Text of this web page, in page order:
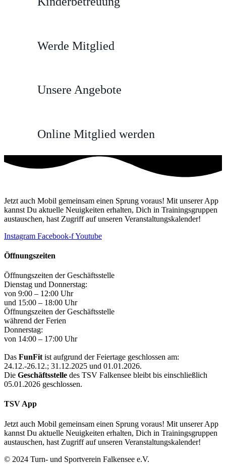
Werde Mitglied
Unsere Angebote
Online Mitglied werden
Jetzt auch Mobil gemeinsam einen Sprung voraus! Mit unserer App
kannst Du aktuelle Neuigkeiten erhalten, Dich in Trainingsgruppen
austauschen, hast Zugriff auf unseren Veranstaltungskalender!
Instagram Facebook-fYoutube
Öffnungszeiten
Öffnungszeiten der Geschäftsstelle
Dienstag und Donnerstag:
von 9:00 – 12:00 Uhr
und 15:00 – 18:00 Uhr
Öffnungszeiten der Geschäftsstelle
während der Ferien
Donnerstag:
von 14:00 – 17:00 Uhr
Das FunFit ist aufgrund der Feiertage geschlossen am:
24.12.-26.12.; 31.12.2025 und 01.01.2026.
Die Geschäftsstelle des TSV Falkensee bleibt bis einschließlich
05.01.2026 geschlossen.
TSV App
Jetzt auch Mobil gemeinsam einen Sprung voraus! Mit unserer App
kannst Du aktuelle Neuigkeiten erhalten, Dich in Trainingsgruppen
austauschen, hast Zugriff auf unseren Veranstaltungskalender!
© 2024 Turn- und Sportverein Falkensee e.V.